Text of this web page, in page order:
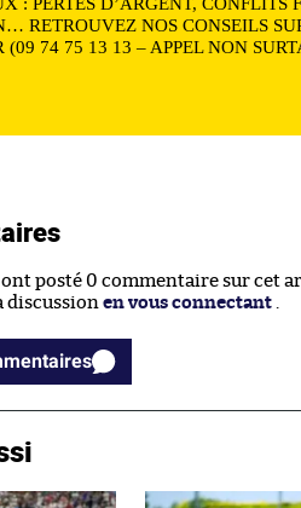
: PERTES D’ARGENT, CONFLITS
RETROUVEZ NOS CONSEILS
(09 74 75 13 13 – APPEL NON
ont posté 0 commentaire sur cet
discussion en vous connectant .
commentaires